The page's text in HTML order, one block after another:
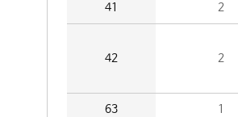
41 2
42 2
63 1